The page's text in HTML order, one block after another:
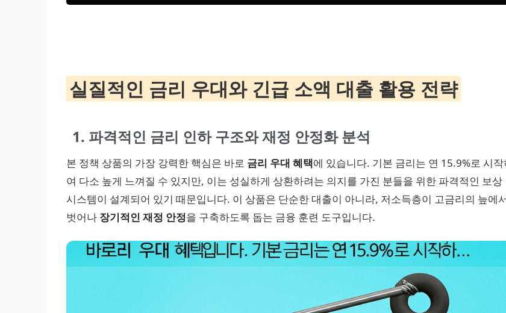
실질적인 금리 우대와 긴급 소액 대출 활용 전략
1. 파격적인 금리 인하 구조와 재정 안정화 분석
본 정책 상품의 가장 강력한 핵심은 바로 금리 우대 혜택에 있습니다. 기본 금리는 연 15.9%로 시
여 다소 높게 느껴질 수 있지만, 이는 성실하게 상환하려는 의지를 가진 분들을 위한 파격적인 보상
시스템이 설계되어 있기 때문입니다. 이 상품은 단순한 대출이 아니라, 저소득층이 고금리의 늪에
벗어나 장기적인 재정 안정을 구축하도록 돕는 금융 훈련 도구입니다.